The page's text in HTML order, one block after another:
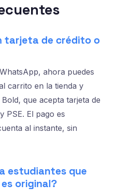
tarjeta de crédito o
ahora puedes
carrito en la tienda y
que acepta tarjeta de
PSE. El pago es
al instante, sin
estudiantes que
original?